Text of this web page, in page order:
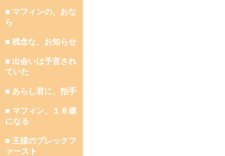
■ マフィンの、おな
ら
■ 残念な、お知らせ
■ 出会いは予言され
ていた
■ あらし君に、拍手
■ マフィン、１８歳
になる
■ 王様のブレックフ
ァースト